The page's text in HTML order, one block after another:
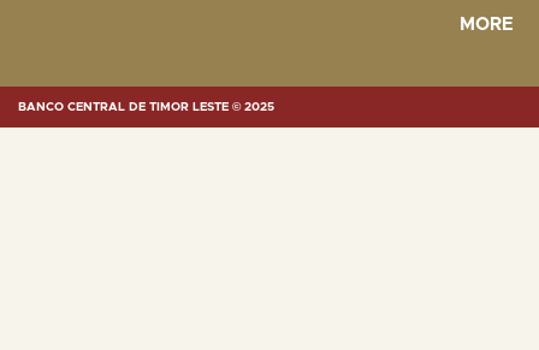
MORE
BANCO CENTRAL DE TIMOR LESTE © 2025